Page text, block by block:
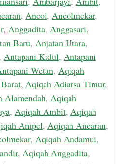
, Ancol, Ancolmekar,
, Anggadita, Anggasari,
Baru, Anjatan Utara,
, Antapani Kidul, Antapani
Wetan, Aqiqah
, Aqiqah Adiarsa Timur,
Alamendah, Aqiqah
, Aqiqah Ambit, Aqiqah
Ampel, Aqiqah Ancaran,
, Aqiqah Andamui,
, Aqiqah Anggadita,